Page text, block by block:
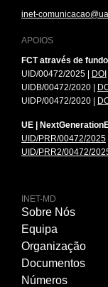
inet-
APOIOS
FCT através de
UID/00472/2025 |
DOI
UIDB/00472/2020 |
UIDP/00472/2020 |
UE |
UID/PRR/00472/2025
UID/PRR2/00472/
INET-MD
Sobre Nós
Equipa
Organização
Documentos
Números